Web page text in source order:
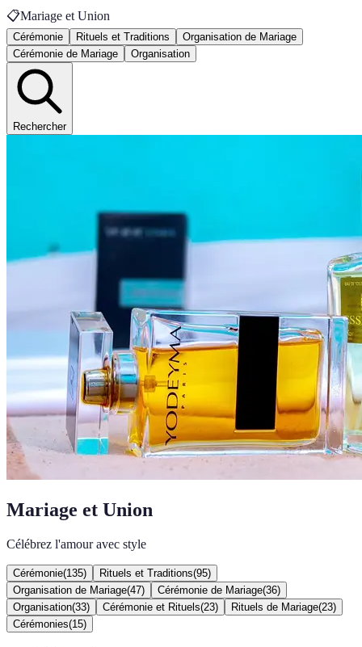
📋Mariage et Union
Cérémonie Rituels et Traditions
Organisation de Mariage
Cérémonie de Mariage
Organisation
Rechercher
Mariage et Union
Célébrez l'amour avec style
Cérémonie(135) Rituels et Traditions(95)
Organisation de Mariage(47) Cérémonie de Mariage(36)
Organisation(33) Cérémonie et Rituels(23) Rituels de Mariage(23)
Cérémonies(15)